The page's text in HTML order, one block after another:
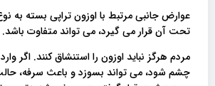
عوارض جانبی مرتبط با اوزون تراپی بسته به
تحت آن قرار می گیرد، می تواند متفاوت باشد.
مردم هرگز نباید اوزون را استنشاق کنند. اگر
چشم شود، می تواند بسوزد و باعث سرفه،